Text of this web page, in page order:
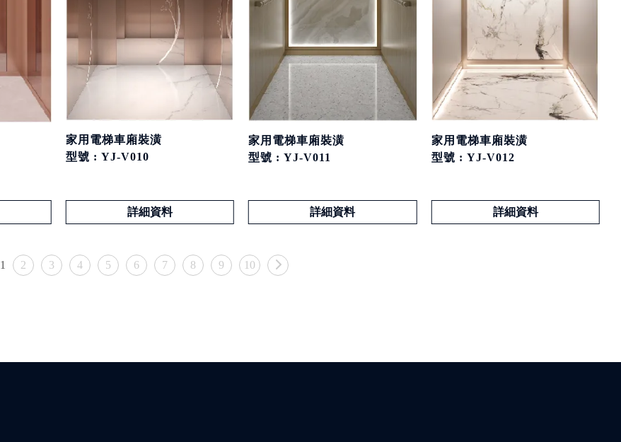
家用電梯車廂裝潢
型號 : YJ-V010
詳細資料
家用電梯車廂裝潢
型號 : YJ-V011
詳細資料
家用電梯車廂裝潢
型號 : YJ-V012
詳細資料
1 2 3 4 5 6 7 8 9 10